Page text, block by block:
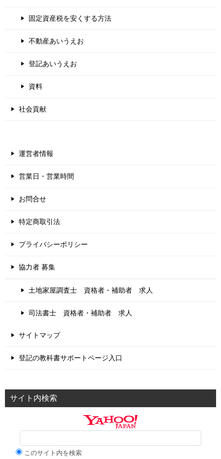
固定資産税を安くする方法
不動産あいうえお
登記あいうえお
資料
社会貢献
運営者情報
営業日・営業時間
お問合せ
特定商取引法
プライバシーポリシー
協力者 募集
土地家屋調査士 資格者・補助者 求人
司法書士 資格者・補助者 求人
サイトマップ
登記の教科書サポートページ入口
サイト内検索
このサイト内を検索